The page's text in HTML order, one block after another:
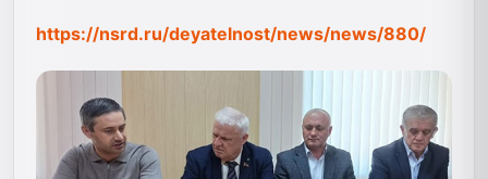
https://nsrd.ru/deyatelnost/news/news/880/